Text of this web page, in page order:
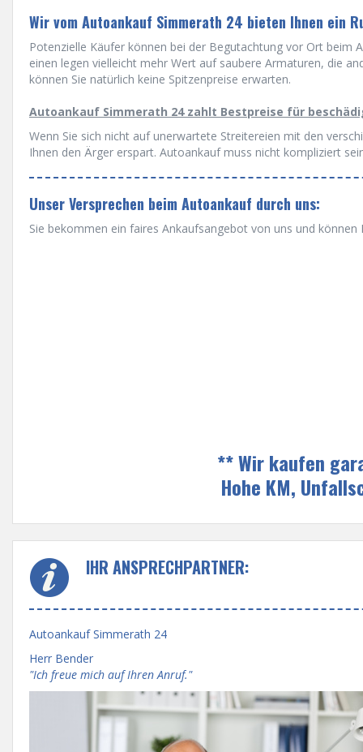
Wir vom Autoankauf Simmerath 24 bieten Ihnen ein
Potenzielle Käufer können bei der Begutachtung vor Ort
einen legen vielleicht mehr Wert auf saubere Armaturen, die
können Sie natürlich keine Spitzenpreise erwarten.
Autoankauf Simmerath 24 zahlt Bestpreise für
Wenn Sie sich nicht auf unerwartete Streitereien mit den
Ihnen den Ärger erspart. Autoankauf muss nicht kompliziert
Unser Versprechen beim Autoankauf durch uns:
Sie bekommen ein faires Ankaufsangebot von uns und
** Wir kaufen
Hohe KM,
IHR ANSPRECHPARTNER:
Autoankauf Simmerath 24
Herr Bender
"Ich freue mich auf Ihren Anruf."